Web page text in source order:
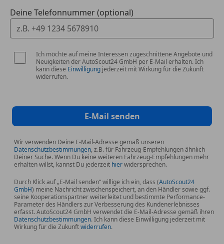
Deine Telefonnummer (optional)
Ich möchte auf meine Interessen zugeschnittene Angebote und
Neuigkeiten der AutoScout24 GmbH per E-Mail erhalten. Ich
kann diese Einwilligung jederzeit mit Wirkung für die Zukunft
widerrufen.
E-Mail senden
Wir verwenden Deine E-Mail-Adresse gemäß unseren
Datenschutzbestimmungen, z.B. für Fahrzeug-Empfehlungen ähnlich
Deiner Suche. Wenn Du keine weiteren Fahrzeug-Empfehlungen mehr
erhalten willst, kannst Du jederzeit hierwidersprechen.
Durch Klick auf „E-Mail senden“ willige ich ein, dass (AutoScout24
GmbH) meine Nachricht zwischenspeichert, an den Händler sowie ggf.
seine Kooperationspartner weiterleitet und bestimmte Performance-
Parameter des Händlers zur Verbesserung des Kundenerlebnisses
erfasst. AutoScout24 GmbH verwendet die E-Mail-Adresse gemäß ihren
Datenschutzbestimmungen. Ich kann diese Einwilligung jederzeit mit
Wirkung für die Zukunftwiderrufen.